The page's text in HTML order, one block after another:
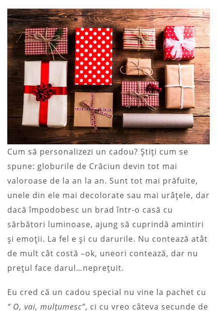
Cum să personalizezi un cadou? Știți cum se
spune: globurile de Crăciun devin tot mai
valoroase de la an la an. Sunt tot mai prăfuite,
unele din ele mai decolorate sau mai urâțele, dar
dacă împodobesc un brad într-o casă cu
sărbători luminoase, ajung să cuprindă amintiri
și emoții. La fel e și cu darurile. Nu contează atât
de mult cât costă –ok, uneori contează, dar nu
prețul face darul…neprețuit.
Eu cred că un cadou special nu vine la pachet cu
“ O, vai, mulțumesc”, ci cu vreo câteva secunde de